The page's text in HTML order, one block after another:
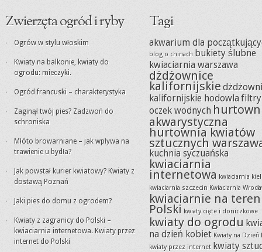
Zwierzęta ogród i ryby
Ogrów w stylu włoskim
Kwiaty na balkonie, kwiaty do
ogrodu: mieczyki.
Ogród francuski – charakterystyka
Zaginął twój pies? Zadzwoń do
schroniska
Młóto browarniane – jak wpływa na
trawienie u bydła?
Jak powstał kurier kwiatowy? Kwiaty z
dostawą Poznań
Jaki pies do domu z ogrodem?
Kwiaty z zagranicy do Polski –
kwiaciarnia internetowa. Kwiaty przez
internet do Polski
Tagi
akwarium dla
blog o chinach bukiety ślubne
kwiaciarnia warszawa
dżdżownice
kalifornijskie
kalifornijskie hodowla filtry
oczek wodnych
akwarystyczna
hurtownia kwiatów
sztucznych
kuchnia syczuańska
kwiaciarnia
internetowa kwiaciarnia
kwiaciarnia szczecin Kwiaciarnia
kwiaciarnie na
Polski kwiaty cięte i doniczkowe
kwiaty do ogrodu
na dzień kobiet Kwiaty na Dzień
kwiaty przez internet kwiaty